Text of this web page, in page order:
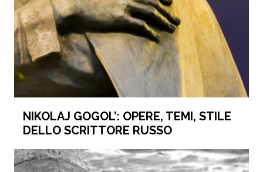
NIKOLAJ GOGOL’: OPERE, TEMI, STILE
DELLO SCRITTORE RUSSO